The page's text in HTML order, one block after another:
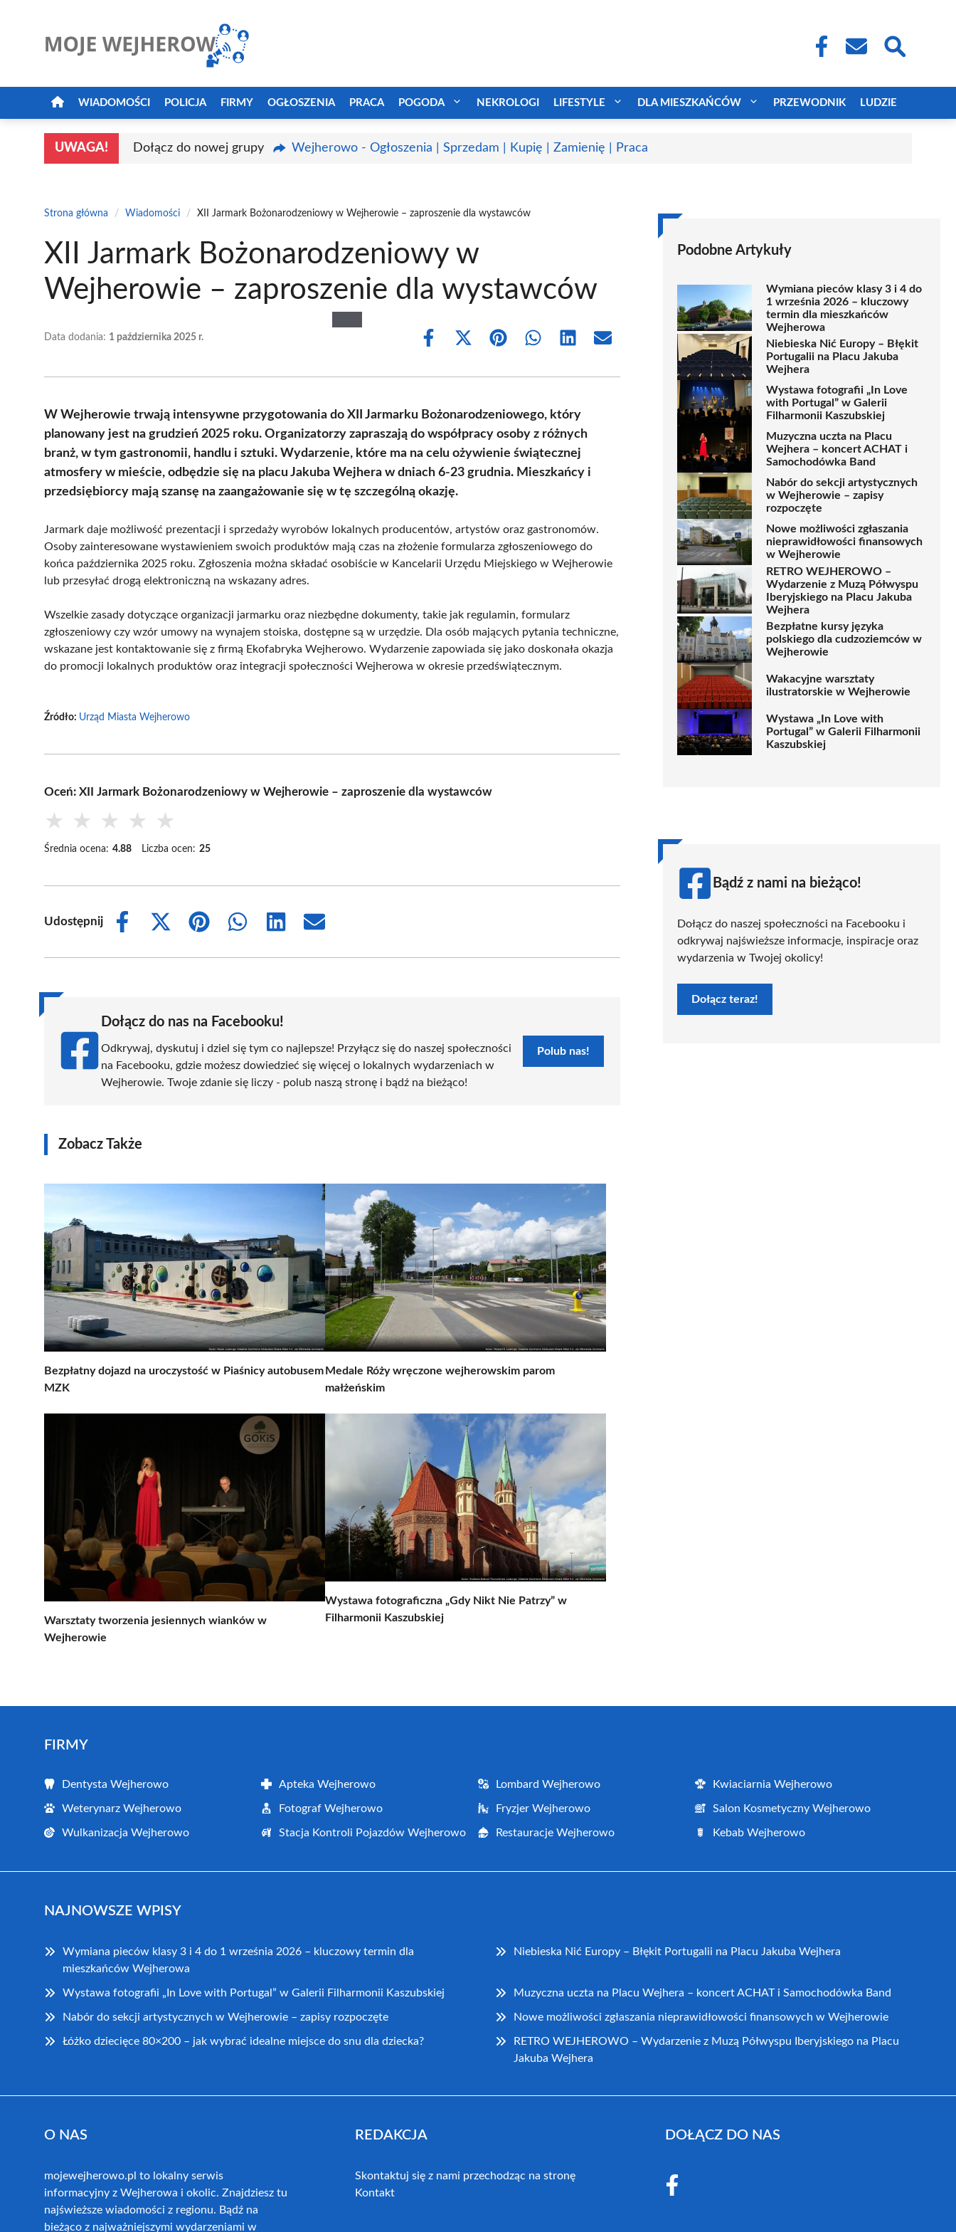
WIADOMOŚCI POLICJA FIRMY OGŁOSZENIA PRACA POGODA NEKROLOGI LIFESTYLE DLA MIESZKAŃCÓW PRZEWODNIK LUDZIE
UWAGA! Dołącz do nowej grupy Wejherowo - Ogłoszenia | Sprzedam | Kupię | Zamienię | Praca
Strona główna / Wiadomości / XII Jarmark Bożonarodzeniowy w Wejherowie – zaproszenie dla wystawców
XII Jarmark Bożonarodzeniowy w
Wejherowie – zaproszenie dla wystawców
Data dodania: 1 października 2025 r.
Share
Share
(Twitter)
Share Share Share Share
W Wejherowie trwają intensywne przygotowania do XII Jarmarku Bożonarodzeniowego, który
planowany jest na grudzień 2025 roku. Organizatorzy zapraszają do współpracy osoby z różnych
branż, w tym gastronomii, handlu i sztuki. Wydarzenie, które ma na celu ożywienie świątecznej
atmosfery w mieście, odbędzie się na placu Jakuba Wejhera w dniach 6-23 grudnia. Mieszkańcy i
przedsiębiorcy mają szansę na zaangażowanie się w tę szczególną okazję.
Jarmark daje możliwość prezentacji i sprzedaży wyrobów lokalnych producentów, artystów oraz gastronomów.
Osoby zainteresowane wystawieniem swoich produktów mają czas na złożenie formularza zgłoszeniowego do
końca października 2025 roku. Zgłoszenia można składać osobiście w Kancelarii Urzędu Miejskiego w Wejherowie
lub przesyłać drogą elektroniczną na wskazany adres.
Wszelkie zasady dotyczące organizacji jarmarku oraz niezbędne dokumenty, takie jak regulamin, formularz
zgłoszeniowy czy wzór umowy na wynajem stoiska, dostępne są w urzędzie. Dla osób mających pytania techniczne,
wskazane jest kontaktowanie się z firmą Ekofabryka Wejherowo. Wydarzenie zapowiada się jako doskonała okazja
do promocji lokalnych produktów oraz integracji społeczności Wejherowa w okresie przedświątecznym.
Źródło: Urząd Miasta Wejherowo
Oceń: XII Jarmark Bożonarodzeniowy w Wejherowie – zaproszenie dla wystawców
★ ★ ★ ★ ★
Średnia ocena: 4.88 Liczba ocen: 25
Udostępnij
Share
Share
(Twitter)
Share
Share
Share
Share
Dołącz do nas na Facebooku!
Odkrywaj, dyskutuj i dziel się tym co najlepsze! Przyłącz się do naszej społeczności
na Facebooku, gdzie możesz dowiedzieć się więcej o lokalnych wydarzeniach w
Wejherowie. Twoje zdanie się liczy - polub naszą stronę i bądź na bieżąco!
Polub nas!
Zobacz Także
Bezpłatny dojazd na uroczystość w Piaśnicy autobusem
MZK
Medale Róży wręczone wejherowskim parom
małżeńskim
Warsztaty tworzenia jesiennych wianków w
Wejherowie
Wystawa fotograficzna „Gdy Nikt Nie Patrzy” w
Filharmonii Kaszubskiej
Podobne Artykuły
Wymiana pieców klasy 3 i 4 do
1 września 2026 – kluczowy
termin dla mieszkańców
Wejherowa
Niebieska Nić Europy – Błękit
Portugalii na Placu Jakuba
Wejhera
Wystawa fotografii „In Love
with Portugal” w Galerii
Filharmonii Kaszubskiej
Muzyczna uczta na Placu
Wejhera – koncert ACHAT i
Samochodówka Band
Nabór do sekcji artystycznych
w Wejherowie – zapisy
rozpoczęte
Nowe możliwości zgłaszania
nieprawidłowości finansowych
w Wejherowie
RETRO WEJHEROWO –
Wydarzenie z Muzą Półwyspu
Iberyjskiego na Placu Jakuba
Wejhera
Bezpłatne kursy języka
polskiego dla cudzoziemców w
Wejherowie
Wakacyjne warsztaty
ilustratorskie w Wejherowie
Wystawa „In Love with
Portugal” w Galerii Filharmonii
Kaszubskiej
Bądź z nami na bieżąco!
Dołącz do naszej społeczności na Facebooku i
odkrywaj najświeższe informacje, inspiracje oraz
wydarzenia w Twojej okolicy!
Dołącz teraz!
FIRMY
Dentysta Wejherowo Apteka Wejherowo Lombard Wejherowo Kwiaciarnia Wejherowo
Weterynarz Wejherowo Fotograf Wejherowo Fryzjer Wejherowo Salon Kosmetyczny Wejherowo
Wulkanizacja Wejherowo Stacja Kontroli Pojazdów Wejherowo Restauracje Wejherowo Kebab Wejherowo
NAJNOWSZE WPISY
Wymiana pieców klasy 3 i 4 do 1 września 2026 – kluczowy termin dla
mieszkańców Wejherowa
Niebieska Nić Europy – Błękit Portugalii na Placu Jakuba Wejhera
Wystawa fotografii „In Love with Portugal” w Galerii Filharmonii Kaszubskiej Muzyczna uczta na Placu Wejhera – koncert ACHAT i Samochodówka Band
Nabór do sekcji artystycznych w Wejherowie – zapisy rozpoczęte Nowe możliwości zgłaszania nieprawidłowości finansowych w Wejherowie
Łóżko dziecięce 80×200 – jak wybrać idealne miejsce do snu dla dziecka?
RETRO WEJHEROWO – Wydarzenie z Muzą Półwyspu Iberyjskiego na Placu
Jakuba Wejhera
O NAS
mojewejherowo.pl to lokalny serwis
informacyjny z Wejherowa i okolic. Znajdziesz tu
najświeższe wiadomości z regionu. Bądź na
bieżąco z najważniejszymi wydarzeniami w
REDAKCJA
Skontaktuj się z nami przechodząc na stronę
Kontakt
DOŁĄCZ DO NAS